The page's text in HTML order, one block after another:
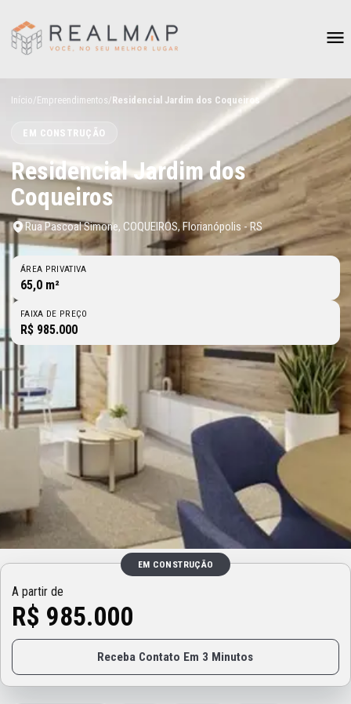
Início/Empreendimentos/Residencial Jardim dos Coqueiros
EM CONSTRUÇÃO
Residencial Jardim dos
Coqueiros
Rua Pascoal Simone, COQUEIROS, Florianópolis - RS
ÁREA PRIVATIVA
65,0 m²
FAIXA DE PREÇO
R$ 985.000
EM CONSTRUÇÃO
A partir de
R$ 985.000
Receba Contato Em 3 Minutos